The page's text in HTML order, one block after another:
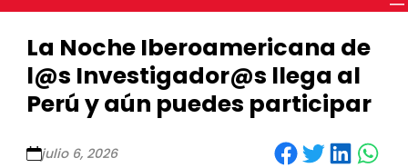
La Noche Iberoamericana de
l@s Investigador@s llega al
Perú y aún puedes participar
julio 6, 2026 Share on Facebook Share on Twitter Share on LinkedIn Share on WhatsApp